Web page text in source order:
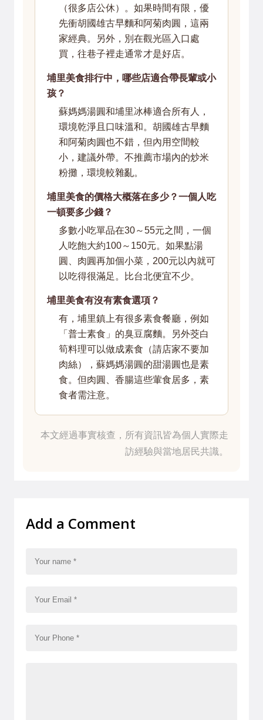
（很多店公休）。如果時間有限，優
先衝胡國雄古早麵和阿菊肉圓，這兩
家經典。另外，別在觀光區入口處
買，往巷子裡走通常才是好店。
埔里美食排行中，哪些店適合帶長輩或小
孩？
蘇媽媽湯圓和埔里冰棒適合所有人，
環境乾淨且口味溫和。胡國雄古早麵
和阿菊肉圓也不錯，但內用空間較
小，建議外帶。不推薦市場內的炒米
粉攤，環境較雜亂。
埔里美食的價格大概落在多少？一個人吃
一頓要多少錢？
多數小吃單品在30～55元之間，一個
人吃飽大約100～150元。如果點湯
圓、肉圓再加個小菜，200元以內就可
以吃得很滿足。比台北便宜不少。
埔里美食有沒有素食選項？
有，埔里鎮上有很多素食餐廳，例如
「普士素食」的臭豆腐麵。另外茭白
筍料理可以做成素食（請店家不要加
肉絲），蘇媽媽湯圓的甜湯圓也是素
食。但肉圓、香腸這些葷食居多，素
食者需注意。
本文經過事實核查，所有資訊皆為個人實際走
訪經驗與當地居民共識。
Add a Comment